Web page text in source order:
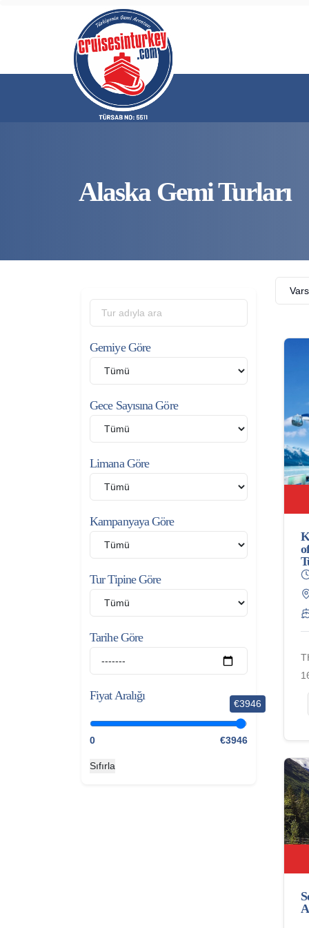
Alaska Gemi Turları
Gemiye Göre
Gece Sayısına Göre
Limana Göre
Kampanyaya Göre
Tur Tipine Göre
Tarihe Göre
Fiyat Aralığı
€3946
0 €3946
Sıfırla